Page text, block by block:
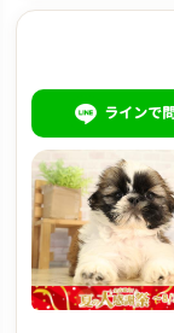
ラインで